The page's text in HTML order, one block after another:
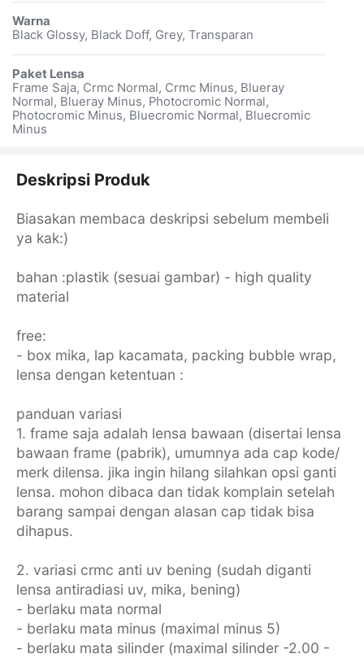
Warna
Black Glossy, Black Doff, Grey, Transparan
Paket Lensa
Frame Saja, Crmc Normal, Crmc Minus, Blueray
Normal, Blueray Minus, Photocromic Normal,
Photocromic Minus, Bluecromic Normal, Bluecromic
Minus
Deskripsi Produk
Biasakan membaca deskripsi sebelum membeli
ya kak:)
bahan :plastik (sesuai gambar) - high quality
material
free:
- box mika, lap kacamata, packing bubble wrap,
lensa dengan ketentuan :
panduan variasi
1. frame saja adalah lensa bawaan (disertai lensa
bawaan frame (pabrik), umumnya ada cap kode/
merk dilensa. jika ingin hilang silahkan opsi ganti
lensa. mohon dibaca dan tidak komplain setelah
barang sampai dengan alasan cap tidak bisa
dihapus.
2. variasi crmc anti uv bening (sudah diganti
lensa antiradiasi uv, mika, bening)
- berlaku mata normal
- berlaku mata minus (maximal minus 5)
- berlaku mata silinder (maximal silinder -2.00 -